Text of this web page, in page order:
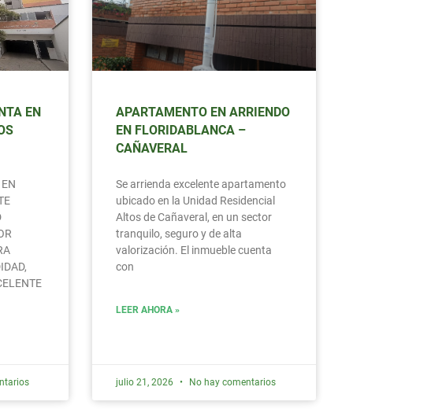
EN
APARTAMENTO EN ARRIENDO
EN FLORIDABLANCA –
CAÑAVERAL
Se arrienda excelente apartamento
ubicado en la Unidad Residencial
Altos de Cañaveral, en un sector
tranquilo, seguro y de alta
valorización. El inmueble cuenta
con
LEER AHORA »
julio 21, 2026 No hay comentarios